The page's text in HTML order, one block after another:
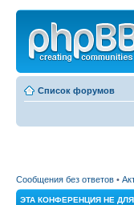
Список форумов
Сообщения без ответов •
ЭТА КОНФЕРЕНЦИЯ НЕ